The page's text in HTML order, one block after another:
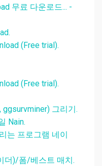
무료 다운로드... -
(Free trial).
(Free trial).
그리기.
Nain.
는 프로그램 네이
더)/폼/베스트 매치.